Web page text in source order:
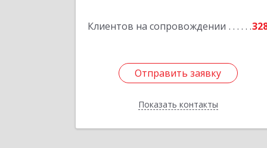
Клиентов на сопровождении
Отправить заявку
Показать контакты
Отправить заявку
Назад